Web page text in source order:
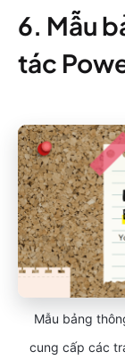
6. Mẫu
tác
Mẫu bảng
cung cấp các